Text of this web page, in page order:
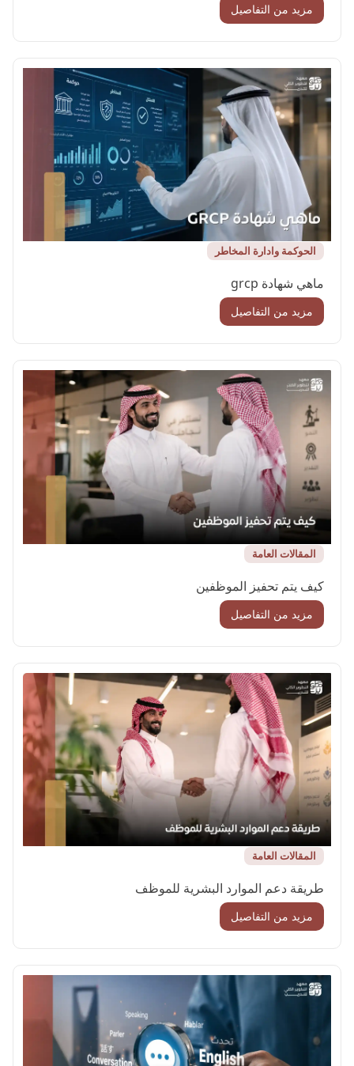
مزيد من التفاصيل
الحوكمة وادارة المخاطر
ماهي شهادة grcp
مزيد من التفاصيل
المقالات العامة
كيف يتم تحفيز الموظفين
مزيد من التفاصيل
المقالات العامة
طريقة دعم الموارد البشرية للموظف
مزيد من التفاصيل